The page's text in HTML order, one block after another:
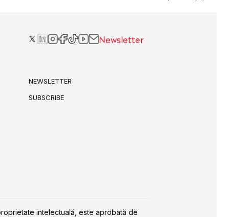
Newsletter
NEWSLETTER
SUBSCRIBE
intelectuală, este aprobată de